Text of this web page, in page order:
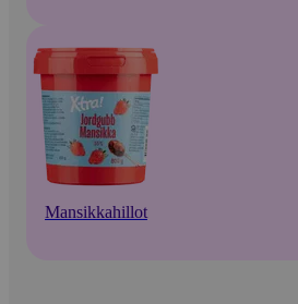
Mansikkahillot